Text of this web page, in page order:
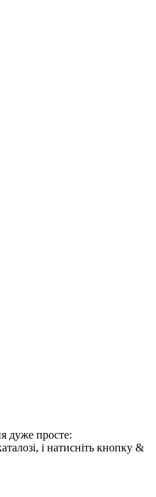
дуже просте:
і натисніть кнопку &